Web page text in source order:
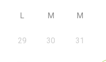
L M M
29 30 31